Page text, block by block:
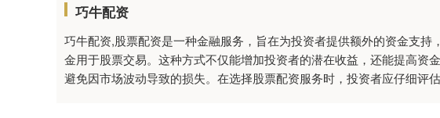
巧牛配资
巧牛配资,股票配资是一种金融服务，旨在为投资者提供额外的资金支
金用于股票交易。这种方式不仅能增加投资者的潜在收益，还能提高
避免因市场波动导致的损失。在选择股票配资服务时，投资者应仔细评